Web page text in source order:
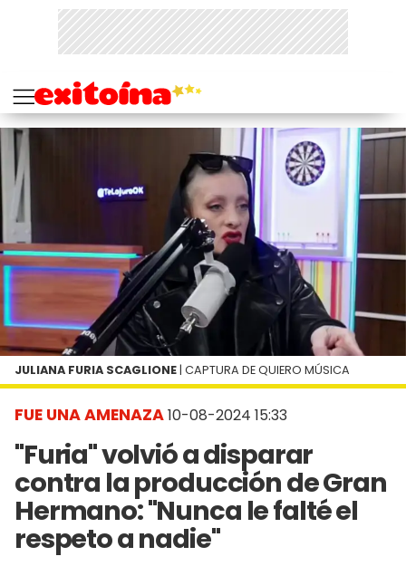
FUE UNA AMENAZA10-08-2024 15:33
"Furia" volvió a disparar
contra la producción de Gran
Hermano: "Nunca le falté el
respeto a nadie"
JULIANA FURIA SCAGLIONE | CAPTURA DE QUIERO MÚSICA